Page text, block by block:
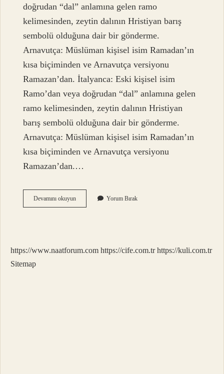
doğrudan “dal” anlamına gelen ramo
kelimesinden, zeytin dalının Hristiyan barış
sembolü olduğuna dair bir gönderme.
Arnavutça: Müslüman kişisel isim Ramadan’ın
kısa biçiminden ve Arnavutça versiyonu
Ramazan’dan. İtalyanca: Eski kişisel isim
Ramo’dan veya doğrudan “dal” anlamına gelen
ramo kelimesinden, zeytin dalının Hristiyan
barış sembolü olduğuna dair bir gönderme.
Arnavutça: Müslüman kişisel isim Ramadan’ın
kısa biçiminden ve Arnavutça versiyonu
Ramazan’dan.…
Devamını okuyunRamo
Ismi
Yorum Bırak
https://www.naatforum.com https://cife.com.tr https://kuli.com.tr
Sitemap